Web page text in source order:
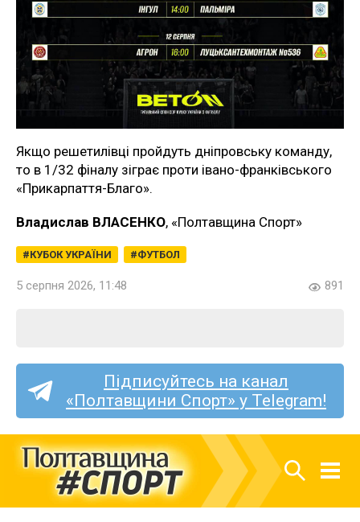
Якщо решетилівці пройдуть дніпровську команду,
то в 1/32 фіналу зіграє проти івано-франківського
«Прикарпаття-Благо».
Владислав ВЛАСЕНКО, «Полтавщина Спорт»
КУБОК УКРАЇНИ ФУТБОЛ
5 серпня 2026, 11:48 891
Підписуйтесь на канал
«Полтавщини Спорт» у Telegram!